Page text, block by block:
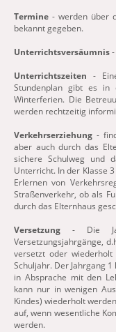
Termine - werden über
bekannt gegeben.
Unterrichtsversäumnis
Unterrichtszeiten -
Stundenplan gibt es in
Winterferien. Die
werden rechtzeitig
Verkehrserziehung -
aber auch durch das
sichere Schulweg und
Unterricht. In der Klasse
Erlernen von
Straßenverkehr, ob als
durch das Elternhaus
Versetzung - Die
Versetzungsjahrgänge,
versetzt oder
Schuljahr. Der Jahrgang
in Absprache mit den
kann nur in wenigen
Kindes) wiederholt
auf, wenn wesentliche
werden.